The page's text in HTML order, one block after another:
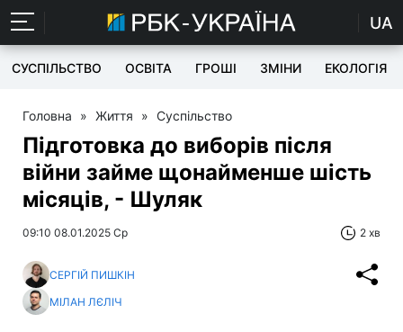
UA
СУСПІЛЬСТВО ОСВІТА ГРОШІ ЗМІНИ ЕКОЛОГІЯ
Головна » Життя » Суспільство
Підготовка до виборів після
війни займе щонайменше шість
місяців, - Шуляк
09:10 08.01.2025 Ср 2 хв
СЕРГІЙ ПИШКІН
МІЛАН ЛЄЛІЧ